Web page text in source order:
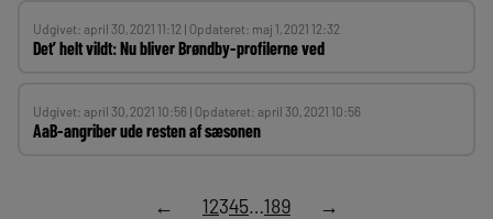
Udgivet: april 30, 2021 11:12 | Opdateret: maj 1, 2021 12:32
Det’ helt vildt: Nu bliver Brøndby-profilerne ved
Udgivet: april 30, 2021 10:56 | Opdateret: april 30, 2021 10:56
AaB-angriber ude resten af sæsonen
← 12345…189 →